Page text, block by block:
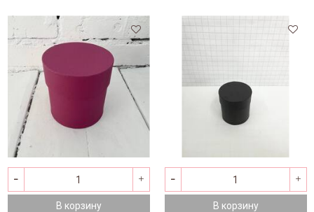
В корзину В корзину